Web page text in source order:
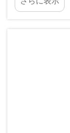
鍵穴のシステ
ら守る必要が